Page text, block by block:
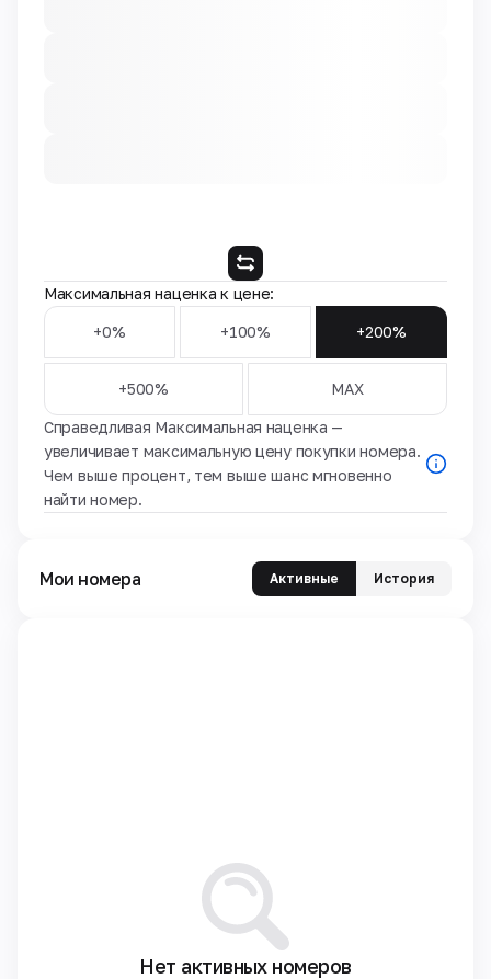
Максимальная наценка к цене:
+0% +100% +200%
+500% MAX
Справедливая Максимальная наценка —
увеличивает максимальную цену покупки номера.
Чем выше процент, тем выше шанс мгновенно
найти номер.
Мои номера Активные История
Нет активных номеров